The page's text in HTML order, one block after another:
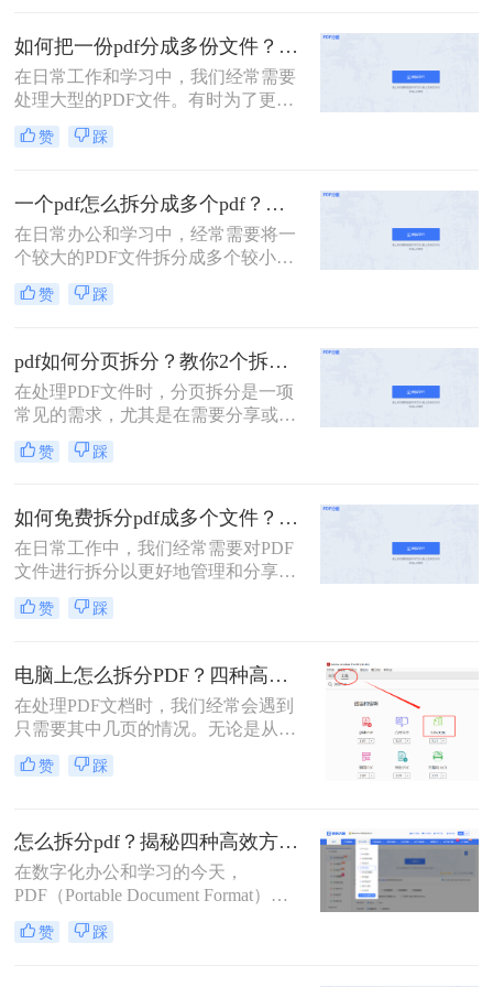
两种无需会员权限即可拆分PDF的方
法，帮助您轻松应对这一需求。
如何把一份pdf分成多份文件？这3种拆分小妙招了解下！
在日常工作和学习中，我们经常需要
处理大型的PDF文件。有时为了更便
于查阅或分享，我们可能需要将这些
文件拆分成多个小部分。那么如何把
三种高效的PDF文件拆分方法，帮助
您轻松完成文件拆分任务。
赞 踩
一个pdf怎么拆分成多个pdf？教你3招轻松拆分！
在日常办公和学习中，经常需要将一
个较大的PDF文件拆分成多个较小的
PDF文件，以便于分享、管理或打
印。那么一个pdf怎么拆分成多个pdf
成多个PDF文件的实用方法。
赞 踩
pdf如何分页拆分？教你2个拆分方法！
在处理PDF文件时，分页拆分是一项
常见的需求，尤其是在需要分享或打
印部分页面时。那么pdf如何分页拆分
呢？本文将介绍两种分页拆分PDF的
分任务。
赞 踩
如何免费拆分pdf成多个文件？这三种方法很好用！
在日常工作中，我们经常需要对PDF
文件进行拆分以更好地管理和分享文
档。对于那些希望免费完成这项任务
的用户来说，有多种选择可以实现这
文件呢？本文将介绍三种无需付费即
可使用的PDF拆分方法。
赞 踩
电脑上怎么拆分PDF？四种高效方法详解！
在处理PDF文档时，我们经常会遇到
只需要其中几页的情况。无论是从一
份庞大的报告中提取关键章节，还是
将扫描合并的发票重新分开，“拆分
有页面，不如精准地提取所需部分，
这样既高效又专业。
赞 踩
怎么拆分pdf？揭秘四种高效方法，总有一款适合你！
在数字化办公和学习的今天，
PDF（Portable Document Format）因
其跨平台、格式固定的特性，已成为
我们日常工作中最常用的文件格式之
赞 踩